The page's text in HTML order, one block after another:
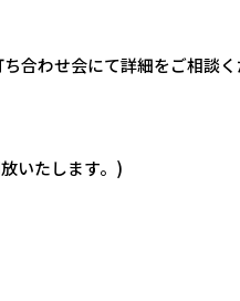
合わせ会にて詳細をご相談
いたします。)